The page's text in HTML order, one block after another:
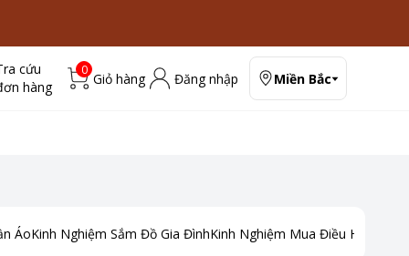
cứu
hàng
0
Giỏ hàng Đăng nhập Miền Bắc
ÁoKinh Nghiệm Sắm Đồ Gia ĐìnhKinh Nghiệm Mua Điều Hoà